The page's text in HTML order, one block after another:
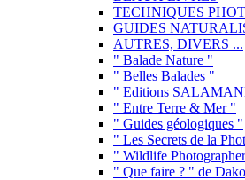
TECHNIQUES
GUIDES
AUTRES, DIVERS ...
" Balade Nature "
" Belles Balades "
" Editions
" Entre Terre & Mer "
" Guides géologiques "
" Les Secrets de la
" Wildlife
" Que faire ? " de